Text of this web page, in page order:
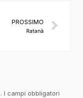
PROSSIMO
Ratanà
I campi obbligatori